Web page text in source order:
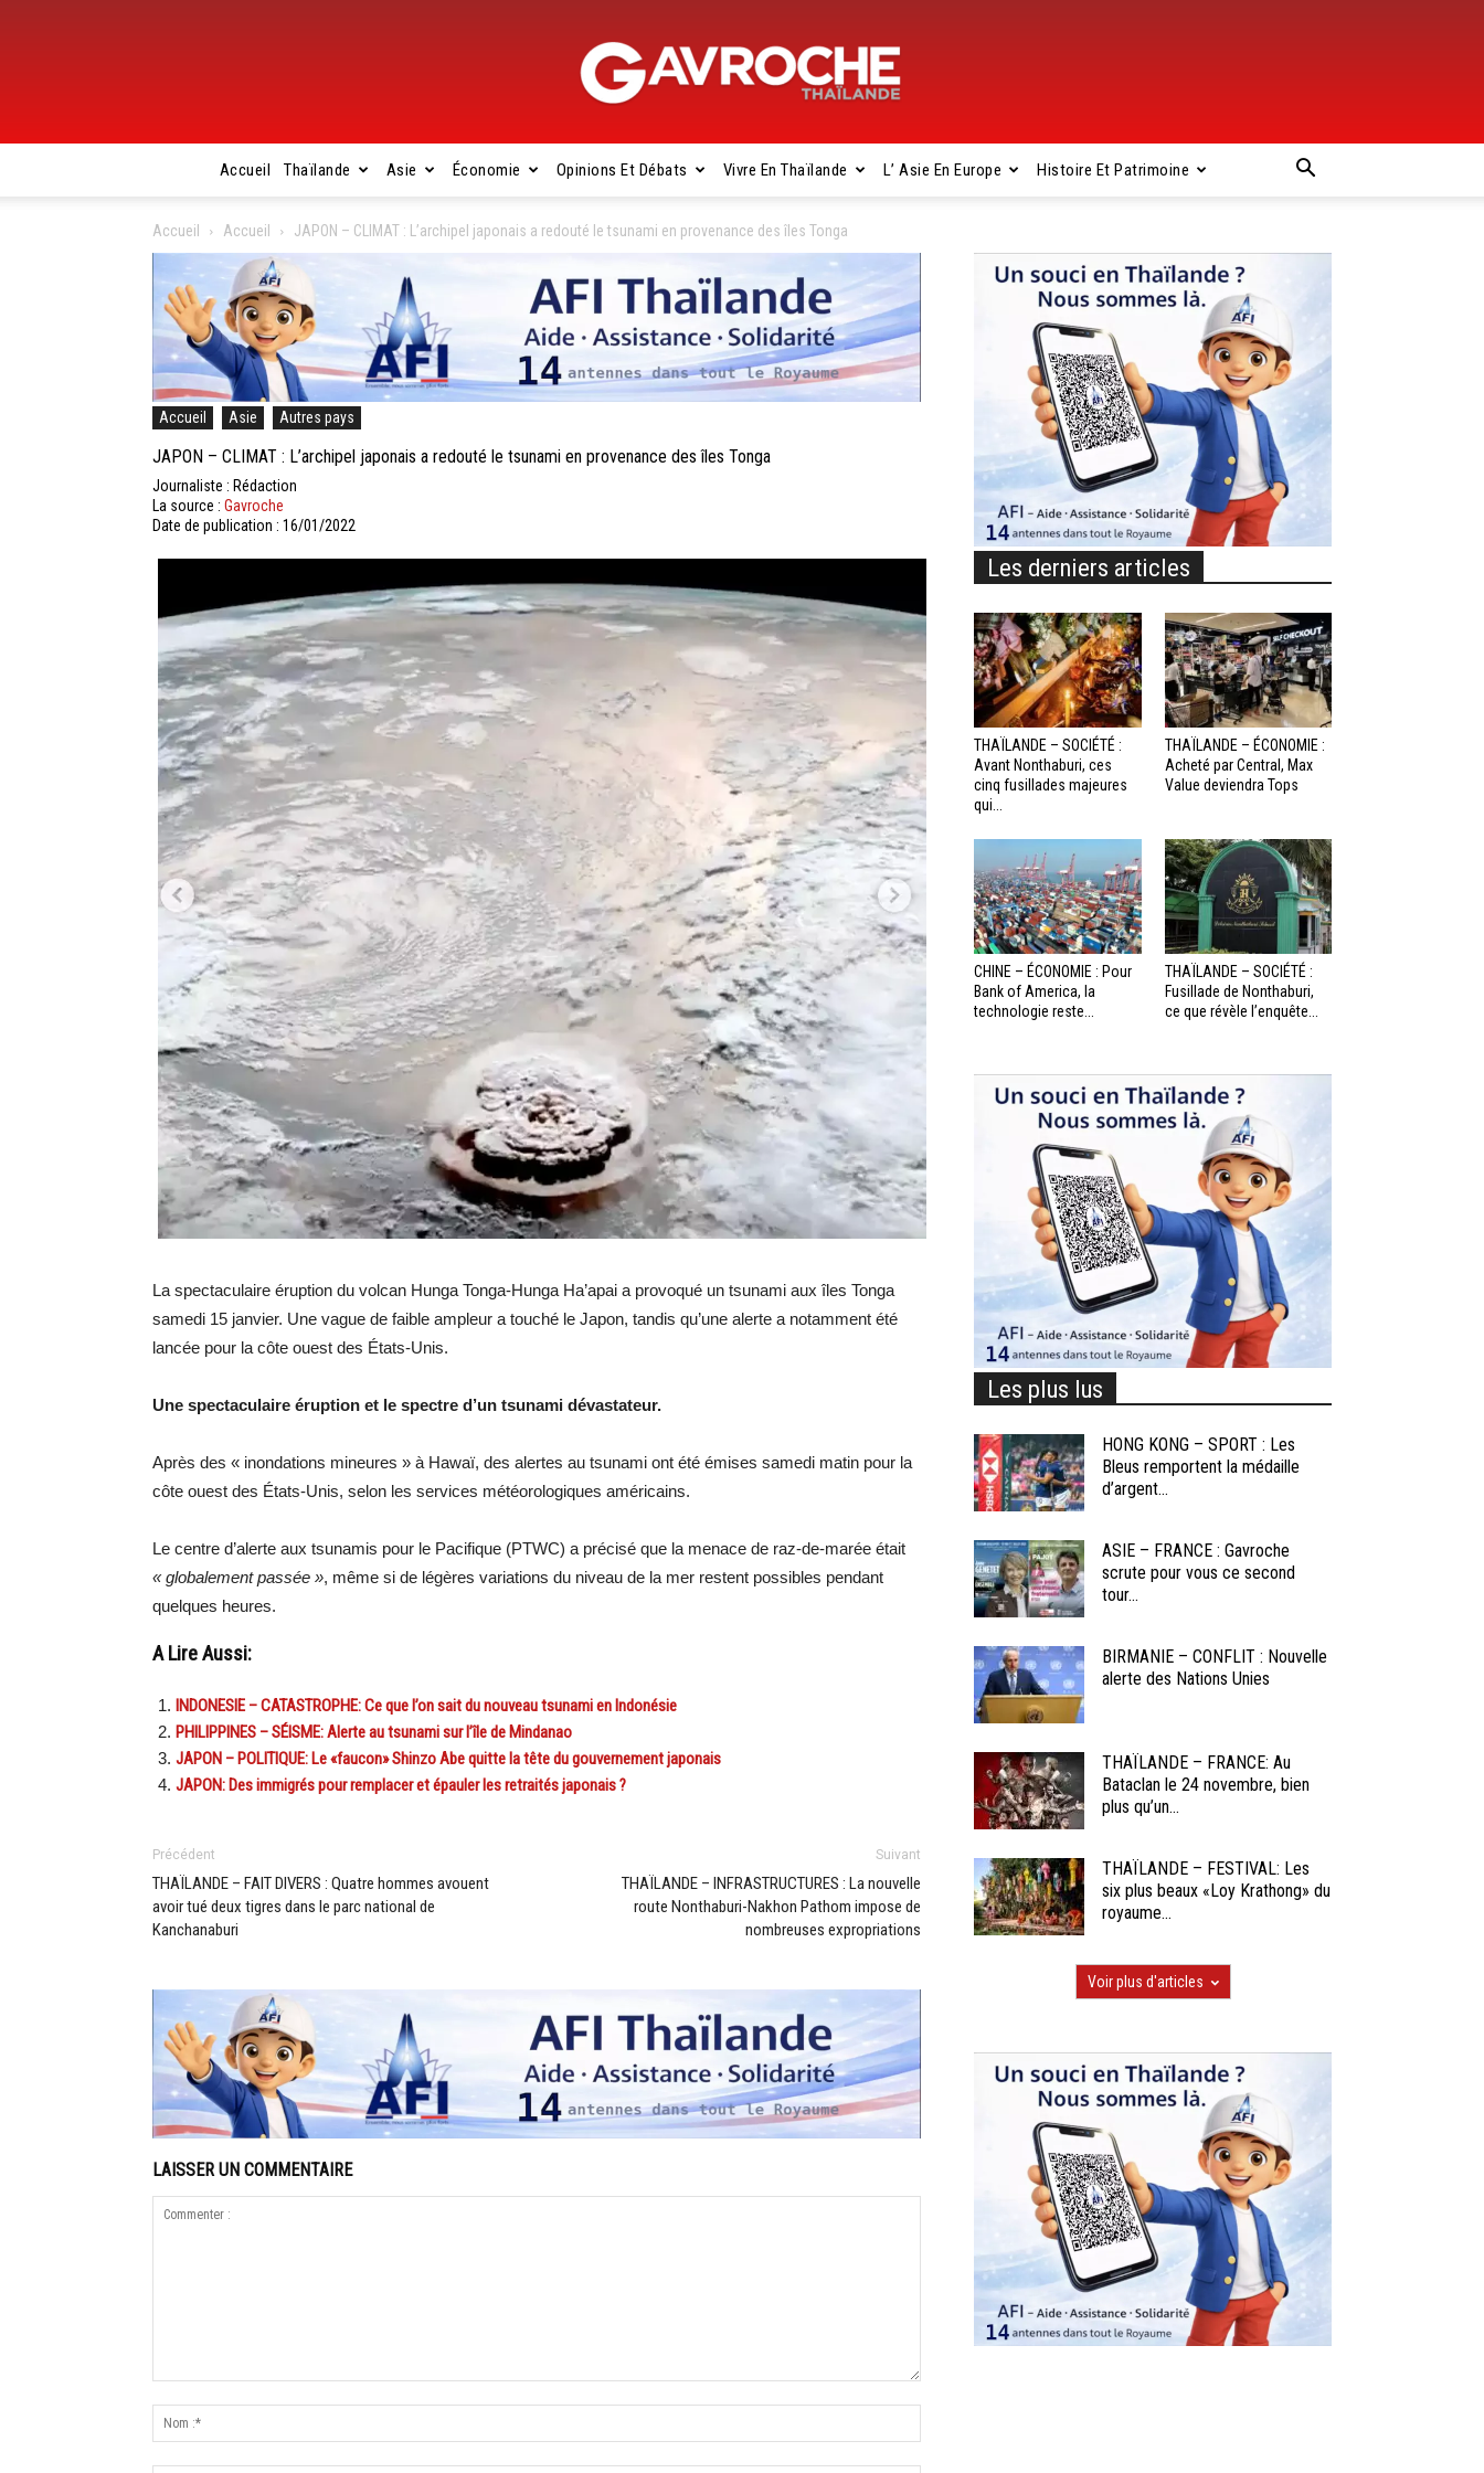
Gavroche
Thaïlande
Accueil Thaïlande Asie Économie Opinions Et Débats Vivre En Thaïlande L’ Asie En Europe Histoire Et Patrimoine
Accueil Accueil JAPON – CLIMAT : L’archipel japonais a redouté le tsunami en provenance des îles Tonga
Accueil Asie Autres pays
JAPON – CLIMAT : L’archipel japonais a redouté le tsunami en provenance des îles Tonga
Journaliste : Rédaction
La source : Gavroche
Date de publication : 16/01/2022
La spectaculaire éruption du volcan Hunga Tonga-Hunga Ha’apai a provoqué un tsunami aux îles Tonga
samedi 15 janvier. Une vague de faible ampleur a touché le Japon, tandis qu’une alerte a notamment été
lancée pour la côte ouest des États-Unis.
Une spectaculaire éruption et le spectre d’un tsunami dévastateur.
Après des « inondations mineures » à Hawaï, des alertes au tsunami ont été émises samedi matin pour la
côte ouest des États-Unis, selon les services météorologiques américains.
Le centre d’alerte aux tsunamis pour le Pacifique (PTWC) a précisé que la menace de raz-de-marée était
« globalement passée », même si de légères variations du niveau de la mer restent possibles pendant
quelques heures.
A Lire Aussi:
INDONESIE – CATASTROPHE: Ce que l’on sait du nouveau tsunami en Indonésie
PHILIPPINES – SÉISME: Alerte au tsunami sur l’île de Mindanao
JAPON – POLITIQUE: Le «faucon» Shinzo Abe quitte la tête du gouvernement japonais
JAPON: Des immigrés pour remplacer et épauler les retraités japonais ?
Précédent
THAÏLANDE – FAIT DIVERS : Quatre hommes avouent
avoir tué deux tigres dans le parc national de
Kanchanaburi
Suivant
THAÏLANDE – INFRASTRUCTURES : La nouvelle
route Nonthaburi-Nakhon Pathom impose de
nombreuses expropriations
LAISSER UN COMMENTAIRE
Les derniers articles
THAÏLANDE – SOCIÉTÉ :
Avant Nonthaburi, ces
cinq fusillades majeures
qui...
THAÏLANDE – ÉCONOMIE :
Acheté par Central, Max
Value deviendra Tops
CHINE – ÉCONOMIE : Pour
Bank of America, la
technologie reste...
THAÏLANDE – SOCIÉTÉ :
Fusillade de Nonthaburi,
ce que révèle l’enquête...
Les plus lus
HONG KONG – SPORT : Les
Bleus remportent la médaille
d’argent...
ASIE – FRANCE : Gavroche
scrute pour vous ce second
tour...
BIRMANIE – CONFLIT : Nouvelle
alerte des Nations Unies
THAÏLANDE – FRANCE: Au
Bataclan le 24 novembre, bien
plus qu’un...
THAÏLANDE – FESTIVAL: Les
six plus beaux «Loy Krathong» du
royaume...
Voir plus d'articles